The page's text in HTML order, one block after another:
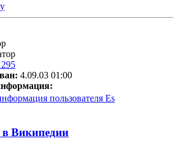
4.09.03 01:00
пользователя Es
Википедии